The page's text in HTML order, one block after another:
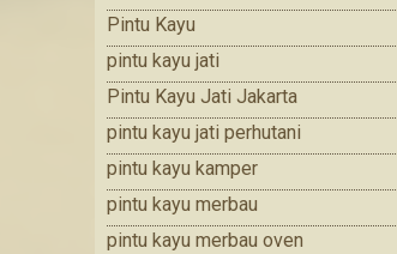
Pintu Kayu
pintu kayu jati
Pintu Kayu Jati Jakarta
pintu kayu jati perhutani
pintu kayu kamper
pintu kayu merbau
pintu kayu merbau oven